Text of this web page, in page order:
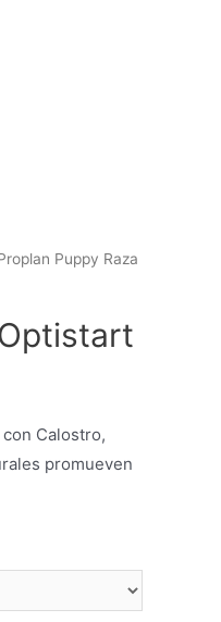
Puppy Raza
Calostro,
promueven